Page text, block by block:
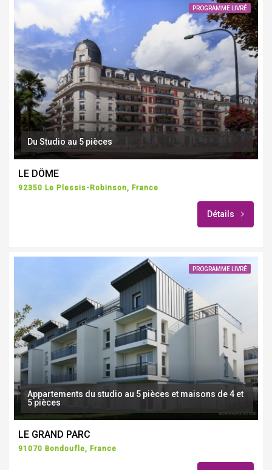
PROGRAMME LIVRÉ
Du Studio au 5 pièces
LE DÔME
92350 Le Plessis-Robinson, France
Détails
PROGRAMME LIVRÉ
Appartements du studio au 5 pièces et maisons de 4 et
5 pièces
LE GRAND PARC
91070 Bondoufle, France